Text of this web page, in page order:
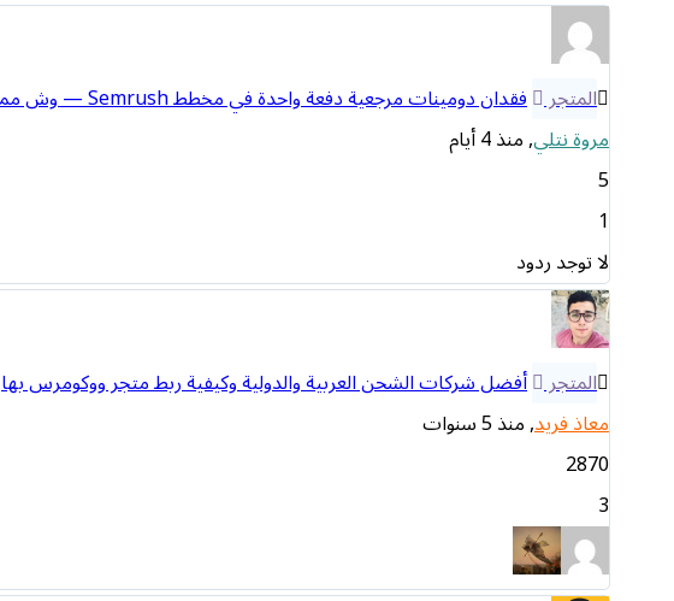
المتجر فقدان دومينات مرجعية دفعة واحدة في مخطط Semrush — وش ممكن يكون السبب؟
مروة نتلي, منذ 4 أيام
5
1
لا توجد ردود
المتجر أفضل شركات الشحن العربية والدولية وكيفية ربط متجر ووكومرس بها
معاذ فريد, منذ 5 سنوات
2870
3